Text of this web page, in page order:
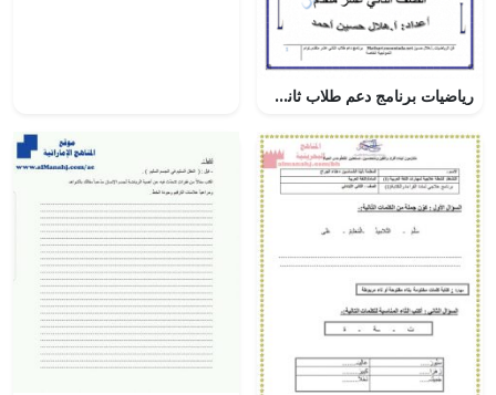
رياضيات برنامج دعم طلاب ثاني (رياضيات) الثاني عشر المتقدم